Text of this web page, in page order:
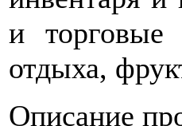
и торговые
отдыха,
Описание